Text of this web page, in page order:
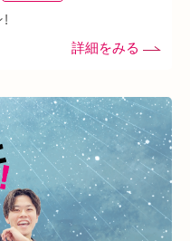
!